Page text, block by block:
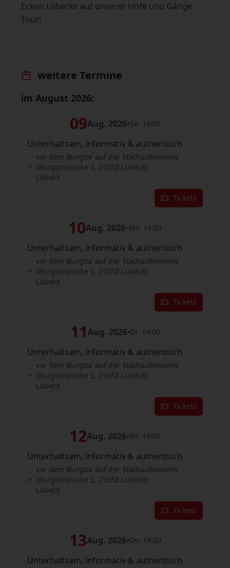
Ecken Lübecks auf unserer Höfe und Gänge
Tour!
weitere Termine
im August 2026:
09Aug. 2026•So. 14:00
Unterhaltsam, informativ & authentisch
vor dem Burgtor auf der Stadtaußenseite
(Burgtorbrücke 2, 23552 Lübeck)
Lübeck
Tickets
10Aug. 2026•Mo. 14:00
Unterhaltsam, informativ & authentisch
vor dem Burgtor auf der Stadtaußenseite
(Burgtorbrücke 2, 23552 Lübeck)
Lübeck
Tickets
11 Aug. 2026•Di. 14:00
Unterhaltsam, informativ & authentisch
vor dem Burgtor auf der Stadtaußenseite
(Burgtorbrücke 2, 23552 Lübeck)
Lübeck
Tickets
12Aug. 2026•Mi. 14:00
Unterhaltsam, informativ & authentisch
vor dem Burgtor auf der Stadtaußenseite
(Burgtorbrücke 2, 23552 Lübeck)
Lübeck
Tickets
13Aug. 2026•Do. 14:00
Unterhaltsam, informativ & authentisch